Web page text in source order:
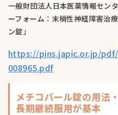
一般財団法人日本医薬情報セン
ーフォーム：末梢性神経障害
ン錠」
https://pins.japic.or.jp/
008965.pdf
メチコバール錠の用法
長期継続服用が基本